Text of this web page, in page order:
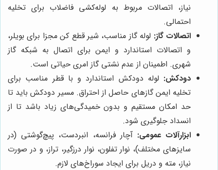
نیاز، اتصالات مربوط به لوله‌کشی فاضلاب برای تخلیه
احتمالی.
اتصالات گاز: لوله گاز مناسب، شیر قطع کن مجزا برای بویلر،
و اتصالات استاندارد و ایمن برای اتصال به شبکه گاز
شهری. اطمینان از عدم نشتی گاز امری حیاتی است.
دودکش: لوله دودکش استاندارد و با قطر مناسب برای
تخلیه ایمن گازهای حاصل از احتراق. مسیر دودکش باید تا
حد امکان مستقیم و بدون خمیدگی‌های زیاد باشد تا از
انسداد جلوگیری شود.
ابزارآلات عمومی: آچار فرانسه، انبردست، پیچ‌گوشتی (در
سایزهای مختلف)، نوار تفلون، نوار درزگیر، تراز، و در صورت
نیاز، مته و دریل برای ایجاد سوراخ‌های لازم.